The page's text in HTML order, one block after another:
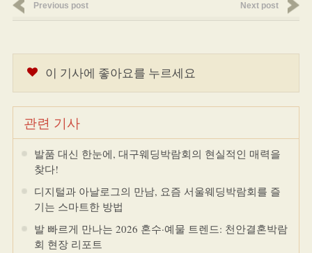
Previous post Next post
이 기사에 좋아요를 누르세요
관련 기사
발품 대신 한눈에, 대구웨딩박람회의 현실적인 매력을
찾다!
디지털과 아날로그의 만남, 요즘 서울웨딩박람회를 즐
기는 스마트한 방법
발 빠르게 만나는 2026 혼수·예물 트렌드: 천안결혼박람
회 현장 리포트